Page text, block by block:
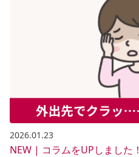
2026.01.23
NEW | コラムをUPしました！